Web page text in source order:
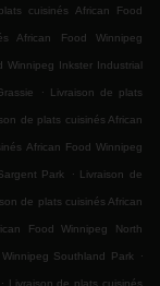
cuisinés African Food
African Food Winnipeg
Winnipeg Inkster Industrial
. Livraison de plats
de plats cuisinés African
African Food Winnipeg
Park . Livraison de
de plats cuisinés African
Food Winnipeg North
Southland Park .
. Livraison de plats cuisinés